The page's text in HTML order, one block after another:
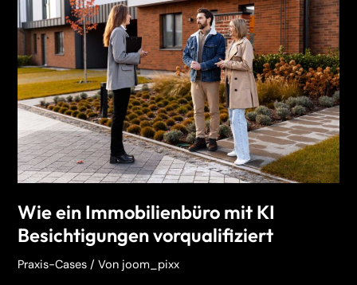
Wie ein Immobilienbüro mit KI
Besichtigungen vorqualifiziert
Praxis-Cases / Von joom_pixx
Immobilienbüro
mit
KI
Besichtigungen
vorqualifiziert